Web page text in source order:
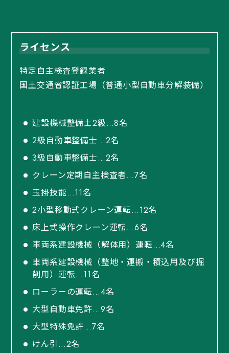
ライセンス
特定自主検査登録業者
国土交通省認証工場（普通小型自動車分解装備）
建設機械整備士2級…8名
2級自動車整備士…2名
3級自動車整備士…2名
クレーン定期自主検査者…7名
玉掛技能…11名
2小型移動式クレーン運転…12名
床上式操作クレーン運転…6名
車両系建設機械（解体用）運転…4名
車両系建設機械（整地・運搬・積込用及び掘
削用）運転…11名
ローラーの運転…4名
大型自動車免許…9名
大型特殊免許…7名
けん引…2名